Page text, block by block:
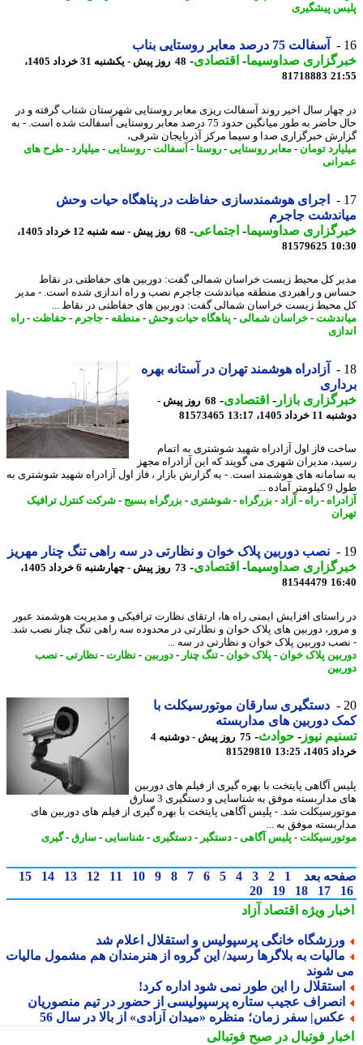
پیشگیری
آسفالت 75 درصد معابر روستایی بناب
صداوسیما-اقتصادی-
48 روز پیش - یکشنبه 31 خرداد 1405،
81718883
سال اخیر روند آسفالت ریزی معابر روستایی شهرستان شتاب گرفته و در
حال حاضر به طور میانگین حدود 75 درصد معابر روستایی آسفالت شده است. - به
خبرگزاری صدا و سیما مرکز آذربایجان شرقی،
تومان-معابر روستایی-روستا-آسفالت-روستایی-میلیارد-طرح های
اجرای هوشمندسازی حفاظت در پناهگاه حیات وحش
جاجرم
صداوسیما-اجتماعی-
68 روز پیش - سه شنبه 12 خرداد 1405،
81579625
کل محیط زیست خراسان شمالی گفت: دوربین های حفاظتی در نقاط
و راهبردی منطقه میاندشت جاجرم نصب و راه اندازی شده است. - مدیر
زیست خراسان شمالی گفت: دوربین های حفاظتی در نقاط ...
-خراسان شمالی-پناهگاه حیات وحش-منطقه-جاجرم-حفاظت-راه
آزادراه هوشمند تهران در آستانه بهره
بازار- اقتصادی-
68 روز پیش -
1405، 13:17
81573465
فاز اول آزادراه شهید شوشتری به اتمام
مدیران شهری می گویند که این آزادراه مجهز
های هوشمند است. - به گزارش بازار ، فاز اول آزادراه شهید شوشتری به
آماده ...
- راه - آزاد- بزرگراه- شوشتری- بزرگراه بسیج-شرکت کنترل ترافیک
نصب دوربین پلاک خوان و نظارتی در سه راهی تنگ چنار مهریز
صداوسیما-اقتصادی-
73 روز پیش - چهارشنبه 6 خرداد 1405،
81544479
افزایش ایمنی راه ها، ارتقای نظارت ترافیکی و مدیریت هوشمند عبور
دوربین های پلاک خوان و نظارتی در محدوده سه راهی تنگ چنار نصب شد.
دوربین پلاک خوان و نظارتی در سه ...
پلاک خوان- پلاک خوان- تنگ چنار -دوربین-نظارت- نظارتی-نصب
دستگیری سارقان موتورسیکلت با
دوربین های مداربسته
نیوز-حوادث -
75 روز پیش - دوشنبه 4
13:25
81529810
آگاهی پایتخت با بهره گیری از فیلم های دوربین
های مداربسته موفق به شناسایی و دستگیری 3 سارق
شد. - پلیس آگاهی پایتخت با بهره گیری از فیلم های دوربین های
موفق به ...
-پلیس آگاهی-دستگیر-دستگیری- شناسایی-سارق- گیری
بعد 1
2
3
4
5
6
7
8
9
10
11
12
13
14
15
17
18
19
20
ویژهاقتصاد آزاد
خانگی پرسپولیس و استقلال اعلام شد
به بلاگرها رسید/ این گروه از هنرمندان هم مشمول مالیات
شوند
را این طور نمی شود اداره کرد!
عجیب ستاره پرسپولیسی از حضور در تیم منصوریان
سفر زمان؛ منظره «میدان آزادی» از بالا در سال 56
فوتبال در صبح فوتبالی